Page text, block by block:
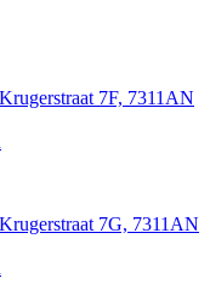
7F, 7311AN
7G, 7311AN